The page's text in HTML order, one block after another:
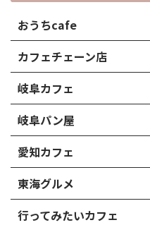
おうちcafe
カフェチェーン店
岐阜カフェ
岐阜パン屋
愛知カフェ
東海グルメ
行ってみたいカフェ